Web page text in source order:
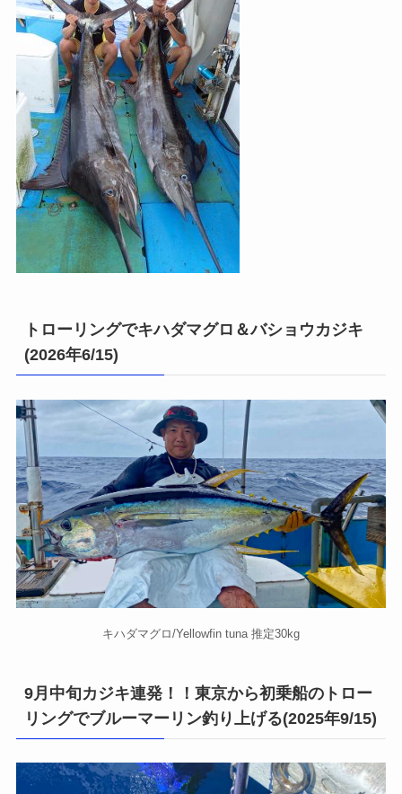
トローリングでキハダマグロ＆バショウカジキ
(2026年6/15)
キハダマグロ/Yellowfin tuna 推定30kg
9月中旬カジキ連発！！東京から初乗船のトロー
リングでブルーマーリン釣り上げる(2025年9/15)